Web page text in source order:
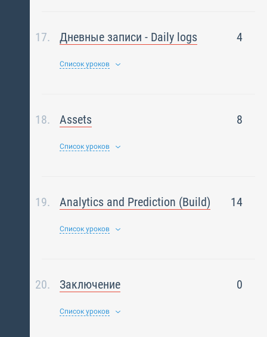
Дневные записи - Daily logs 4
Список уроков
Assets 8
Список уроков
Analytics and Prediction (Build) 14
Список уроков
Заключение 0
Список уроков